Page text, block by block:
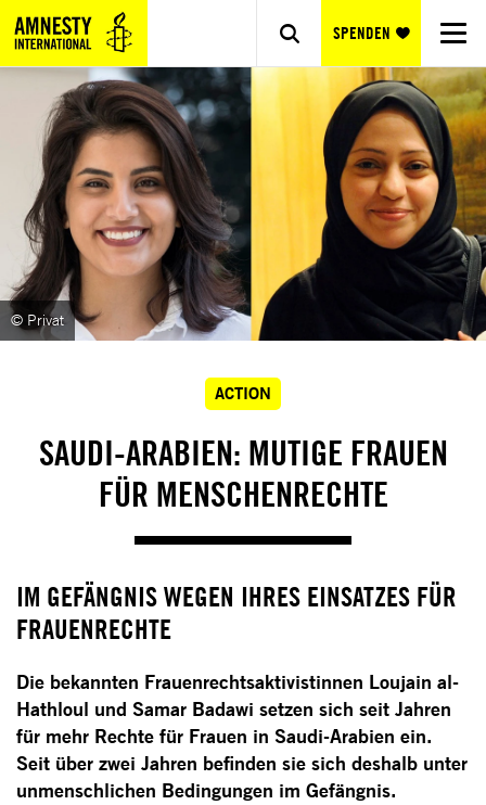
SPENDEN
© Privat
ACTION
SAUDI-ARABIEN: MUTIGE FRAUEN
FÜR MENSCHENRECHTE
IM GEFÄNGNIS WEGEN IHRES EINSATZES FÜR
FRAUENRECHTE
Die bekannten Frauenrechtsaktivistinnen Loujain al-
Hathloul und Samar Badawi setzen sich seit Jahren
für mehr Rechte für Frauen in Saudi-Arabien ein.
Seit über zwei Jahren befinden sie sich deshalb unter
unmenschlichen Bedingungen im Gefängnis.